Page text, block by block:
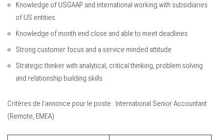
Knowledge of USGAAP and international working with subsidiaries
of US entities
Knowledge of month end close and able to meet deadlines
Strong customer focus and a service minded attitude
Strategic thinker with analytical, critical thinking, problem solving
and relationship building skills
Critères de l’annonce pour le poste : International Senior Accountant
(Remote, EMEA)